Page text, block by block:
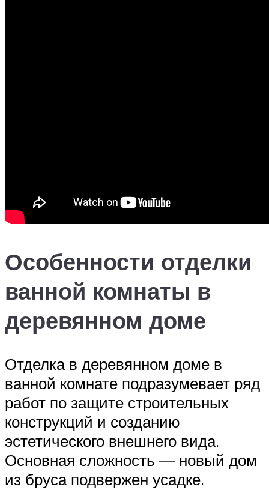
Особенности отделки
ванной комнаты в
деревянном доме
Отделка в деревянном доме в
ванной комнате подразумевает ряд
работ по защите строительных
конструкций и созданию
эстетического внешнего вида.
Основная сложность — новый дом
из бруса подвержен усадке.